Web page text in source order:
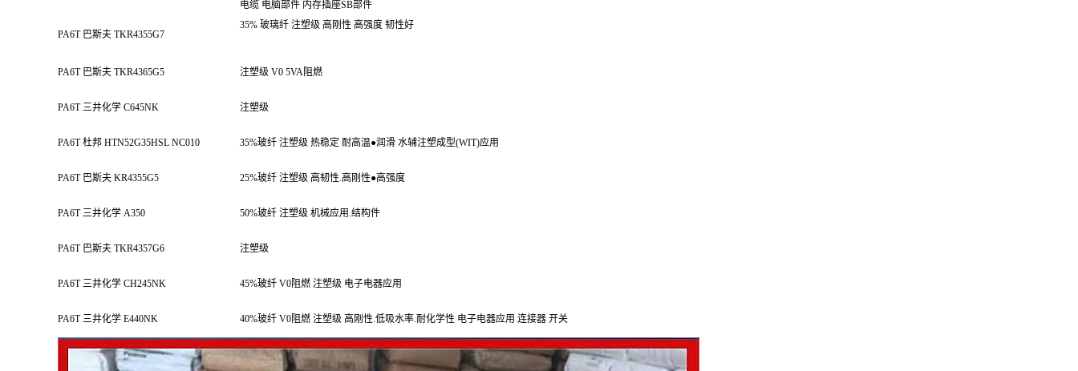
电缆 电脑部件 内存插座SB部件
PA6T 巴斯夫 TKR4355G7
35% 玻璃纤 注塑级 高刚性 高强度 韧性好
PA6T 巴斯夫 TKR4365G5 注塑级 V0 5VA阻燃
PA6T 三井化学 C645NK 注塑级
PA6T 杜邦 HTN52G35HSL NC010 35%玻纤 注塑级 热稳定 耐高温●润滑 水辅注塑成型(WIT)应用
PA6T 巴斯夫 KR4355G5 25%玻纤 注塑级 高韧性.高刚性●高强度
PA6T 三井化学 A350 50%玻纤 注塑级 机械应用.结构件
PA6T 巴斯夫 TKR4357G6 注塑级
PA6T 三井化学 CH245NK 45%玻纤 V0阻燃 注塑级 电子电器应用
PA6T 三井化学 E440NK 40%玻纤 V0阻燃 注塑级 高刚性.低吸水率.耐化学性 电子电器应用 连接器 开关